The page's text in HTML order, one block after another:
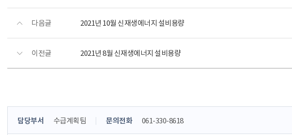
다음글 2021년 10월 신재생에너지 설비용량
이전글 2021년 8월 신재생에너지 설비용량
콘
담당부서 수급계획팀 문의전화 061-330-8618